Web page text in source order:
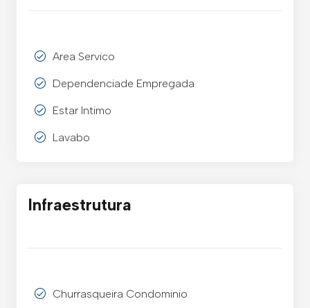
Area Servico
Dependenciade Empregada
Estar Intimo
Lavabo
Infraestrutura
Churrasqueira Condominio